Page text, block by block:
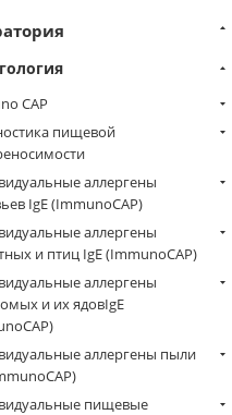
CAP
пищевой
аллергены
IgE (ImmunoCAP)
аллергены
и птиц IgE (ImmunoCAP)
аллергены
и их ядовIgE
аллергены пыли
пищевые